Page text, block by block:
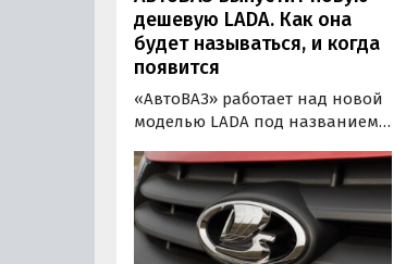
дешевую LADA. Как она
будет называться, и когда
появится
«АвтоВАЗ» работает над новой
моделью LADA под названием
выпускаться параллельно с
Granta, а потом заменит ее.
Старт производства новинки
намечен на конец 2024 года, а
в продажу она поступит в